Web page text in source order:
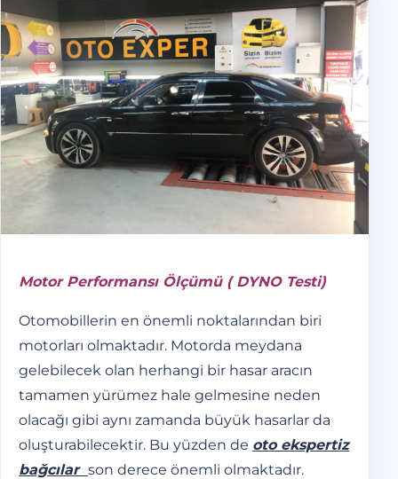
Motor Performansı Ölçümü ( DYNO Testi)
Otomobillerin en önemli noktalarından biri
motorları olmaktadır. Motorda meydana
gelebilecek olan herhangi bir hasar aracın
tamamen yürümez hale gelmesine neden
olacağı gibi aynı zamanda büyük hasarlar da
oluşturabilecektir. Bu yüzden de oto ekspertiz
bağcılar son derece önemli olmaktadır.